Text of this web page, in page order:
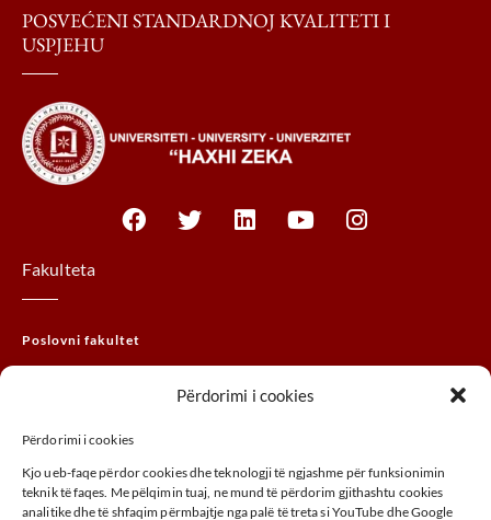
Përdorimi i cookies
Përdorimi i cookies
Kjo ueb-faqe përdor cookies dhe teknologji të ngjashme për funksionimin
teknik të faqes. Me pëlqimin tuaj, ne mund të përdorim gjithashtu cookies
analitike dhe të shfaqim përmbajtje nga palë të treta si YouTube dhe Google
POSVEĆENI STANDARDNOJ KVALITETI I
USPJEHU
Fakulteta
Poslovni fakultet
Fakultet umjetnosti